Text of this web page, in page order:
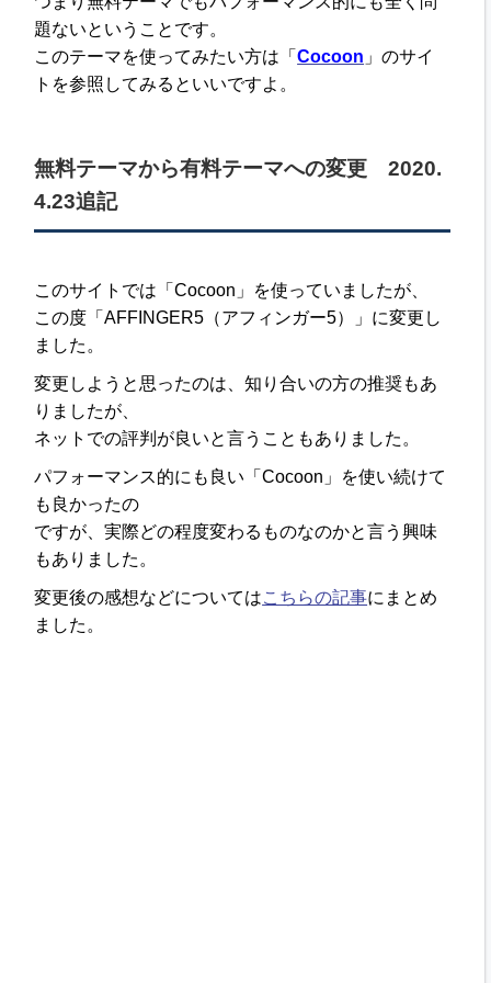
題ないということです。
このテーマを使ってみたい方は「Cocoon 」のサイ
トを参照してみるといいですよ。
無料テーマから有料テーマへの変更 2020.
4.23追記
このサイトでは「Cocoon」を使っていましたが、
この度「AFFINGER5（アフィンガー5）」に変更し
ました。
変更しようと思ったのは、知り合いの方の推奨もあ
りましたが、
ネットでの評判が良いと言うこともありました。
パフォーマンス的にも良い「Cocoon」を使い続けて
も良かったの
ですが、実際どの程度変わるものなのかと言う興味
もありました。
変更後の感想などについてはこちらの記事にまとめ
ました。